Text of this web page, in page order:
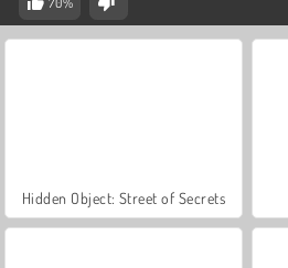
Hidden Object: Street of Secrets